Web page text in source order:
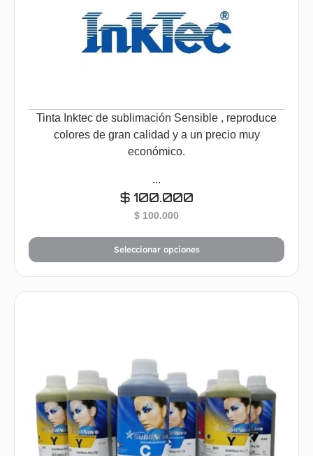
Tinta Inktec de sublimación Sensible , reproduce
colores de gran calidad y a un precio muy
económico.
...
$100.000
$ 100.000
Seleccionar opciones